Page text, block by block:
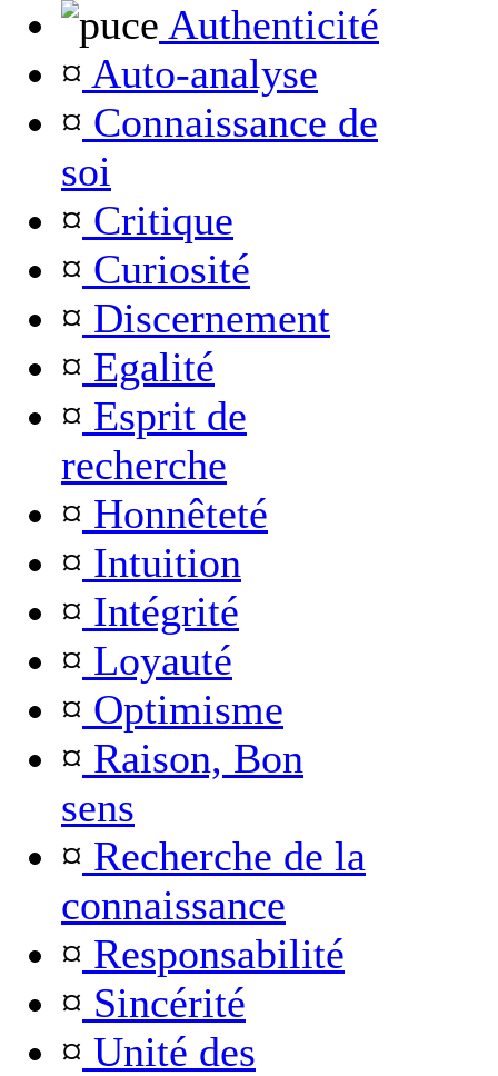
Authenticité
¤ Auto-analyse
¤ Connaissance de
soi
¤ Critique
¤ Curiosité
¤ Discernement
¤ Egalité
¤ Esprit de
recherche
¤ Honnêteté
¤ Intuition
¤ Intégrité
¤ Loyauté
¤ Optimisme
¤ Raison, Bon
sens
¤ Recherche de la
connaissance
¤ Responsabilité
¤ Sincérité
¤ Unité des